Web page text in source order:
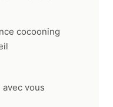
cocooning
vous